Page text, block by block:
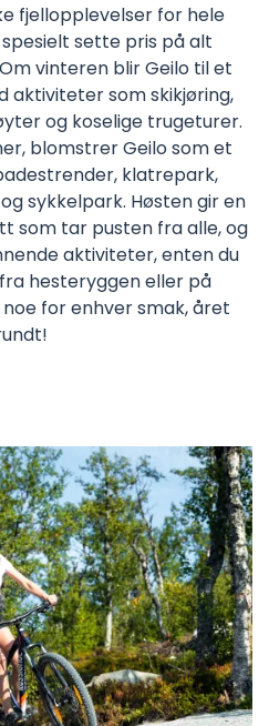
fjellopplevelser for hele
sette pris på alt
vinteren blir Geilo til et
aktiviteter som skikjøring,
og koselige trugeturer.
blomstrer Geilo som et
klatrepark,
sykkelpark. Høsten gir en
tar pusten fra alle, og
aktiviteter, enten du
hesteryggen eller på
for enhver smak, året